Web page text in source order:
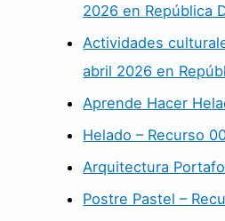
2026 en República
Actividades
abril 2026 en
Aprende Hacer
Helado – Recurso
Arquitectura
Postre Pastel –